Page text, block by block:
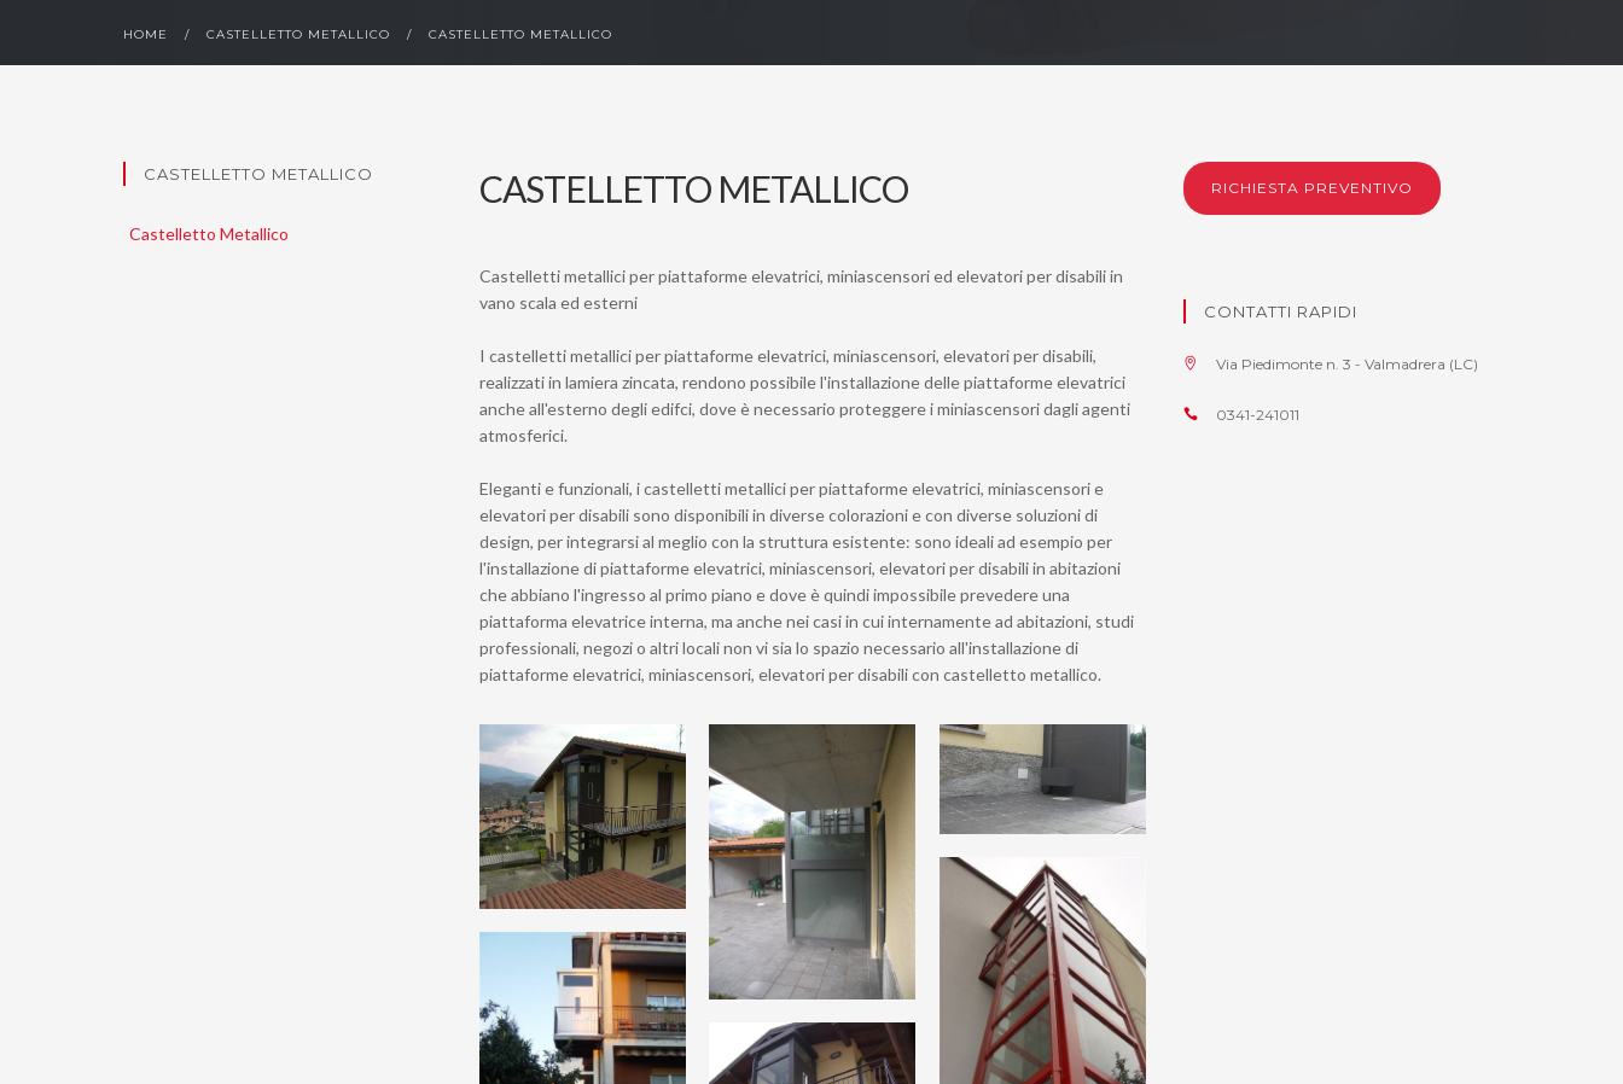
HOME / CASTELLETTO METALLICO / CASTELLETTO METALLICO
CASTELLETTO METALLICO
Castelletti metallici per piattaforme elevatrici, miniascensori ed elevatori per disabili in
vano scala ed esterni
I castelletti metallici per piattaforme elevatrici, miniascensori, elevatori per disabili,
realizzati in lamiera zincata, rendono possibile l'installazione delle piattaforme elevatrici
anche all'esterno degli edifci, dove è necessario proteggere i miniascensori dagli agenti
atmosferici.
Eleganti e funzionali, i castelletti metallici per piattaforme elevatrici, miniascensori e
elevatori per disabili sono disponibili in diverse colorazioni e con diverse soluzioni di
design, per integrarsi al meglio con la struttura esistente: sono ideali ad esempio per
l'installazione di piattaforme elevatrici, miniascensori, elevatori per disabili in abitazioni
che abbiano l'ingresso al primo piano e dove è quindi impossibile prevedere una
piattaforma elevatrice interna, ma anche nei casi in cui internamente ad abitazioni, studi
professionali, negozi o altri locali non vi sia lo spazio necessario all'installazione di
piattaforme elevatrici, miniascensori, elevatori per disabili con castelletto metallico.
RICHIESTA PREVENTIVO
CONTATTI RAPIDI
Via Piedimonte n. 3 - Valmadrera (LC)
0341-241011
CASTELLETTO METALLICO
Castelletto Metallico